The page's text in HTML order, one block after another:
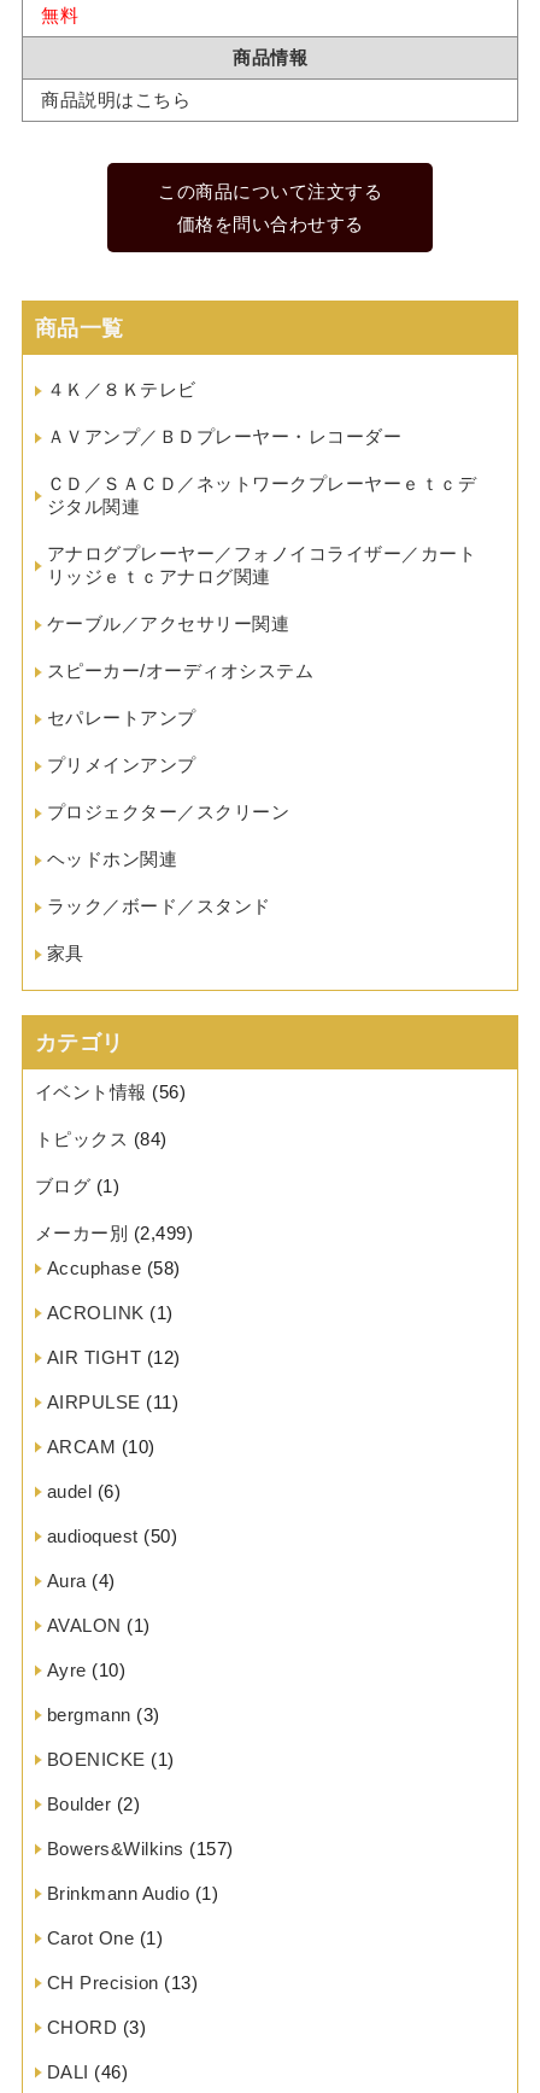
無料
商品情報
商品説明はこちら
この商品について注文する
価格を問い合わせする
商品一覧
４Ｋ／８Ｋテレビ
ＡＶアンプ／ＢＤプレーヤー・レコーダー
ＣＤ／ＳＡＣＤ／ネットワークプレーヤーｅｔｃデ
ジタル関連
アナログプレーヤー／フォノイコライザー／カート
リッジｅｔｃアナログ関連
ケーブル／アクセサリー関連
スピーカー/オーディオシステム
セパレートアンプ
プリメインアンプ
プロジェクター／スクリーン
ヘッドホン関連
ラック／ボード／スタンド
家具
カテゴリ
イベント情報 (56)
トピックス (84)
ブログ (1)
メーカー別 (2,499)
Accuphase (58)
ACROLINK (1)
AIR TIGHT (12)
AIRPULSE (11)
ARCAM (10)
audel (6)
audioquest (50)
Aura (4)
AVALON (1)
Ayre (10)
bergmann (3)
BOENICKE (1)
Boulder (2)
Bowers&Wilkins (157)
Brinkmann Audio (1)
Carot One (1)
CH Precision (13)
CHORD (3)
DALI (46)